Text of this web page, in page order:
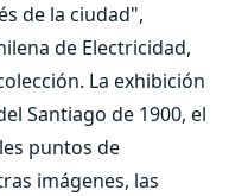
de la ciudad",
de Electricidad,
La exhibición
Santiago de 1900, el
puntos de
imágenes, las